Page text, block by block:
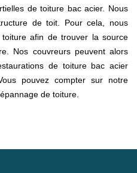
de toiture bac acier. Nous
de toit. Pour cela, nous
afin de trouver la source
Nos couvreurs peuvent alors
de toiture bac acier
pouvez compter sur notre
de toiture.